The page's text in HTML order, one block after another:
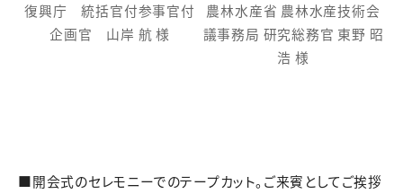
復興庁 統括官付参事官付
企画官 山岸 航 様
農林水産省 農林水産技術会
議事務局 研究総務官 東野 昭
浩 様
■開会式のセレモニーでのテープカット。ご来賓としてご挨拶